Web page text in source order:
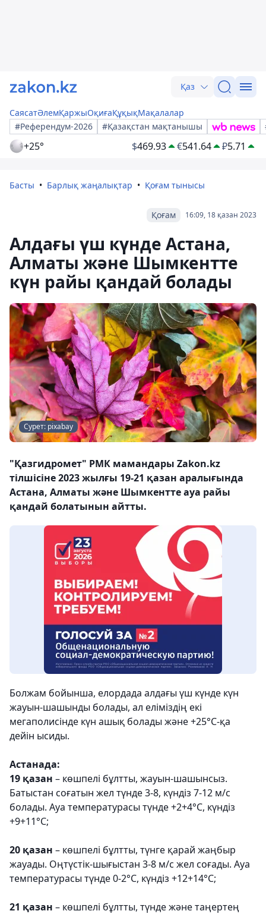
Қаз
СаясатӘлемҚаржыОқиғаҚұқықМақалалар
#Референдум-2026
#Қазақстан мақтанышы
+25° $469.93 €541.64 ₽5.71
Басты Барлық жаңалықтар Қоғам тынысы
16:09, 18 қазан 2023
Қоғам
Алдағы үш күнде Астана,
Алматы және Шымкентте
күн райы қандай болады
Сурет: pixabay
"Қазгидромет" РМК мамандары Zakon.kz
тілшісіне 2023 жылғы 19-21 қазан аралығында
Астана, Алматы және Шымкентте ауа райы
қандай болатынын айтты.
Болжам бойынша, елордада алдағы үш күнде күн
жауын-шашынды болады, ал еліміздің екі
мегаполисінде күн ашық болады және +25°С-қа
дейін ысиды.
Астанада:
19 қазан – көшпелі бұлтты, жауын-шашынсыз.
Батыстан соғатын жел түнде 3-8, күндіз 7-12 м/с
болады. Ауа температурасы түнде +2+4°С, күндіз
+9+11°С;
20 қазан – көшпелі бұлтты, түнге қарай жаңбыр
жауады. Оңтүстік-шығыстан 3-8 м/с жел соғады. Ауа
температурасы түнде 0-2°C, күндіз +12+14°C;
21 қазан – көшпелі бұлтты, түнде және таңертең